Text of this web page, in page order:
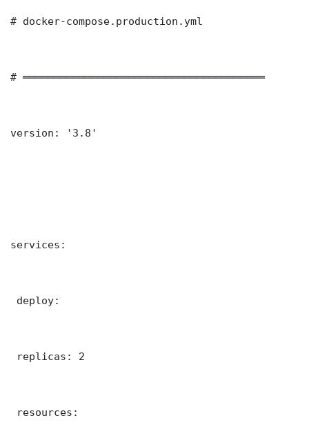
# docker-compose.production.yml
# ═══════════════════════════════════════
version: '3.8'
services:
deploy:
replicas: 2
resources: